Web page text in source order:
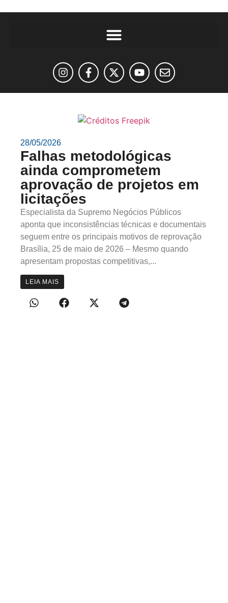
28/05/2026
Falhas metodológicas
ainda comprometem
aprovação de projetos em
licitações
Especialista da Supremo Negócios Públicos
aponta que inconsistências técnicas e documentais
seguem entre os principais motivos de reprovação
Brasília, 25 de maio de 2026 – Mesmo quando
apresentam propostas competitivas,...
LEIA MAIS